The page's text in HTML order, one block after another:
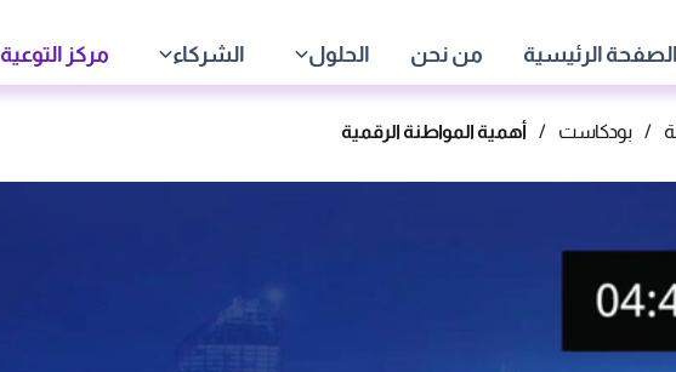
الصفحة الرئيسية من نحن الحلول الشركاء مركز التوعية
/ بودكاست / أهمية المواطنة الرقمية